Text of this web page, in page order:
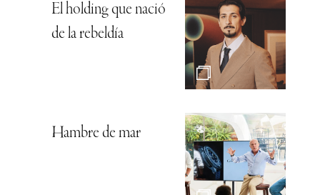
El holding que nació
de la rebeldía
Hambre de mar